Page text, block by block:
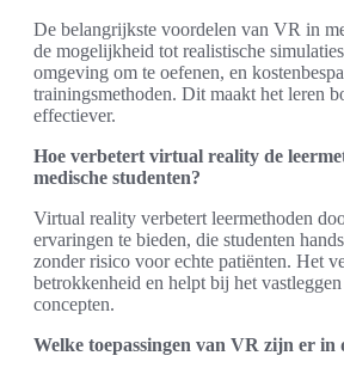
De belangrijkste voordelen van VR in
de mogelijkheid tot realistische
omgeving om te oefenen, en
trainingsmethoden. Dit maakt het leren
effectiever.
Hoe verbetert virtual reality de
medische studenten?
Virtual reality verbetert leermethoden
ervaringen te bieden, die studenten
zonder risico voor echte patiënten. Het
betrokkenheid en helpt bij het
concepten.
Welke toepassingen van VR zijn er in